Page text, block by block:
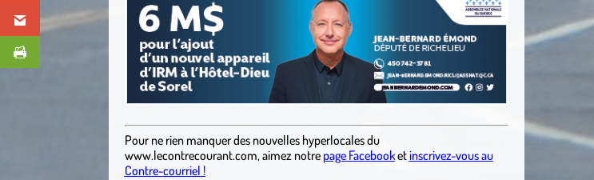
Pour ne rien manquer des nouvelles hyperlocalesdu
www.lecontrecourant.com,aimez notre page Facebooketinscrivez-vous au
Contre-courriel !